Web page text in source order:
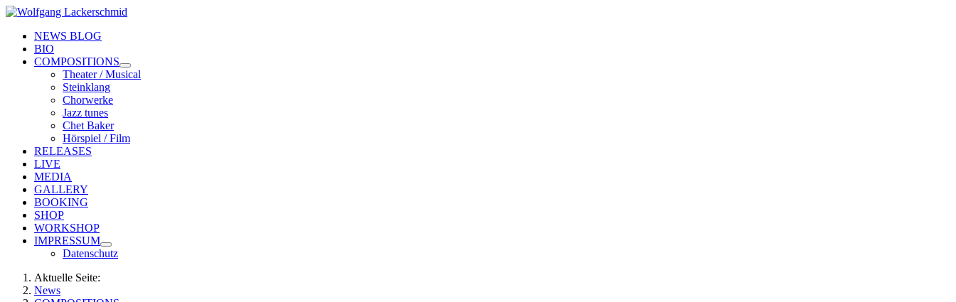
NEWS BLOG
BIO
COMPOSITIONS
Theater / Musical
Steinklang
Chorwerke
Jazz tunes
Chet Baker
Hörspiel / Film
RELEASES
LIVE
MEDIA
GALLERY
BOOKING
SHOP
WORKSHOP
IMPRESSUM
Datenschutz
Aktuelle Seite:
News